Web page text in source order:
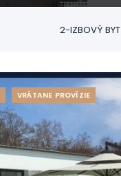
2-IZBOVÝ BYT
VRÁTANE PROVÍZIE